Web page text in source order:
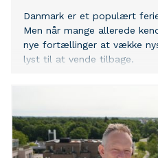
Danmark er et populært
Men når mange allerede
nye fortællinger at vække
lyst til at vende tilbage.